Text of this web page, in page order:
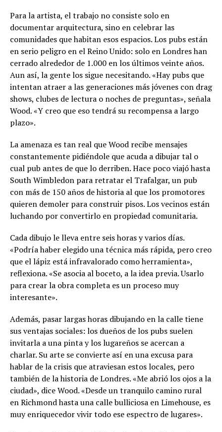
Para la artista, el trabajo no consiste solo en
documentar arquitectura, sino en celebrar las
comunidades que habitan esos espacios. Los pubs están
en serio peligro en el Reino Unido: solo en Londres han
cerrado alrededor de 1.000 en los últimos veinte años.
Aun así, la gente los sigue necesitando. «Hay pubs que
intentan atraer a las generaciones más jóvenes con drag
shows, clubes de lectura o noches de preguntas», señala
Wood. «Y creo que eso tendrá su recompensa a largo
plazo».
La amenaza es tan real que Wood recibe mensajes
constantemente pidiéndole que acuda a dibujar tal o
cual pub antes de que lo derriben. Hace poco viajó hasta
South Wimbledon para retratar el Trafalgar, un pub
con más de 150 años de historia al que los promotores
quieren demoler para construir pisos. Los vecinos están
luchando por convertirlo en propiedad comunitaria.
Cada dibujo le lleva entre seis horas y varios días.
«Podría haber elegido una técnica más rápida, pero creo
que el lápiz está infravalorado como herramienta»,
reflexiona. «Se asocia al boceto, a la idea previa. Usarlo
para crear la obra completa es un proceso muy
interesante».
Además, pasar largas horas dibujando en la calle tiene
sus ventajas sociales: los dueños de los pubs suelen
invitarla a una pinta y los lugareños se acercan a
charlar. Su arte se convierte así en una excusa para
hablar de la crisis que atraviesan estos locales, pero
también de la historia de Londres. «Me abrió los ojos a la
ciudad», dice Wood. «Desde un tranquilo camino rural
en Richmond hasta una calle bulliciosa en Limehouse, es
muy enriquecedor vivir todo ese espectro de lugares».